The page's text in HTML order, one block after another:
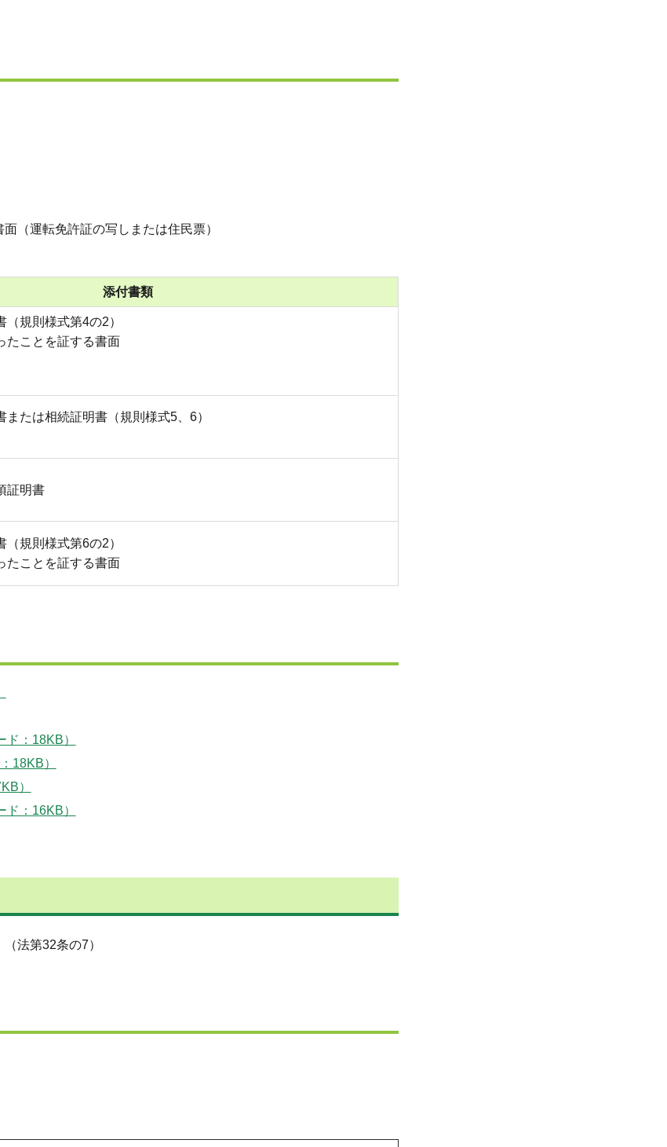
（運転免許証の写しまたは住民票）
添付書類
規則様式第4の2）
たことを証する書面
たは相続証明書（規則様式5、6）
証明書
規則様式第6の2）
たことを証する書面
：18KB）
18KB）
）
：16KB）
法第32条の7）